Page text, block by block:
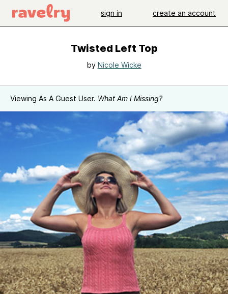
sign in create an account
Twisted Left Top
by Nicole Wicke
Viewing As A Guest User. What Am I Missing?